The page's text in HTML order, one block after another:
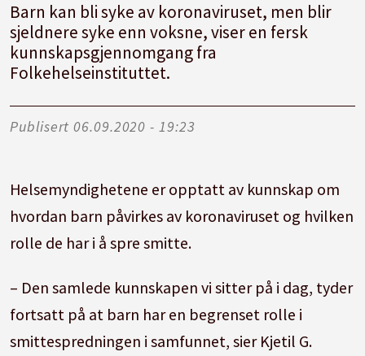
Barn kan bli syke av koronaviruset, men blir
sjeldnere syke enn voksne, viser en fersk
kunnskapsgjennomgang fra
Folkehelseinstituttet.
Publisert 06.09.2020 - 19:23
Helsemyndighetene er opptatt av kunnskap om
hvordan barn påvirkes av koronaviruset og hvilken
rolle de har i å spre smitte.
– Den samlede kunnskapen vi sitter på i dag, tyder
fortsatt på at barn har en begrenset rolle i
smittespredningen i samfunnet, sier Kjetil G.